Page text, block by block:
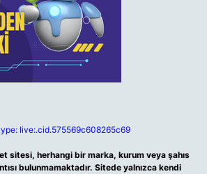
live:.cid.575569c608265c69
sitesi, herhangi bir marka, kurum veya şahıs
bulunmamaktadır. Sitede yalnızca kendi